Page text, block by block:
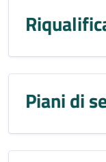
Piani di